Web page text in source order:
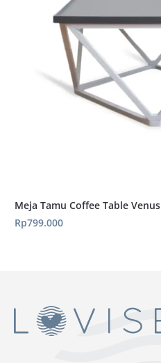
Meja Tamu Coffee Table Venus
Rp799.000